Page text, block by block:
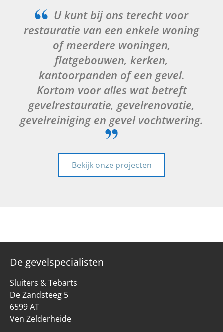
U kunt bij ons terecht voor
restauratie van een enkele woning
of meerdere woningen,
flatgebouwen, kerken,
kantoorpanden of een gevel.
Kortom voor alles wat betreft
gevelrestauratie, gevelrenovatie,
gevelreiniging en gevel vochtwering.
Bekijk onze projecten
De gevelspecialisten
Sluiters & Tebarts
De Zandsteeg 5
6599 AT
Ven Zelderheide